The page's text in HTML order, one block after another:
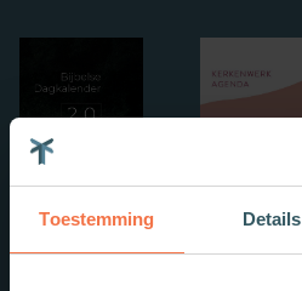
Toestemming Details